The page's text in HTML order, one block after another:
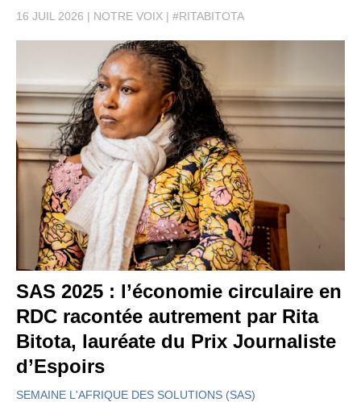
16 JUIL 2026
NOTRE VOIX #RITABITOTA
SAS 2025 : l’économie circulaire en
RDC racontée autrement par Rita
Bitota, lauréate du Prix Journaliste
d’Espoirs
SEMAINE L'AFRIQUE DES SOLUTIONS (SAS)